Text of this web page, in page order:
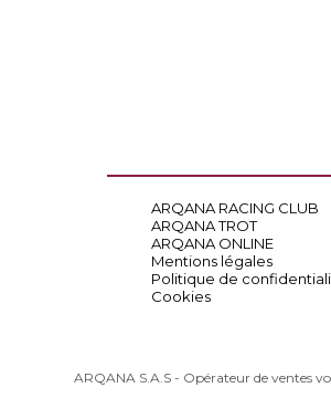
ARQANA RACING CLUB
ARQANA TROT
ARQANA ONLINE
Mentions légales
Politique de
Cookies
ARQANA S.A.S - Opérateur de ventes